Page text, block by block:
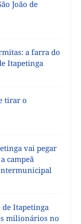
João de
a farra do
Itapetinga
tirar o
vai pegar
campeã
de Itapetinga
milionários no